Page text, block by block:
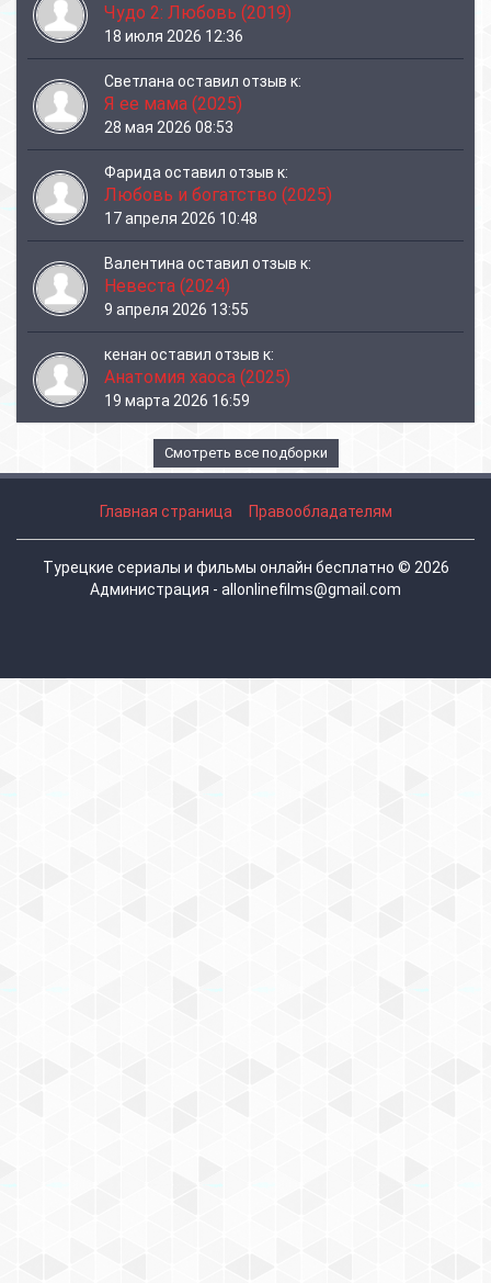
Чудо 2: Любовь (2019)
18 июля 2026 12:36
Светлана оставил отзыв к:
Я ее мама (2025)
28 мая 2026 08:53
Фарида оставил отзыв к:
Любовь и богатство (2025)
17 апреля 2026 10:48
Валентина оставил отзыв к:
Невеста (2024)
9 апреля 2026 13:55
кенан оставил отзыв к:
Анатомия хаоса (2025)
19 марта 2026 16:59
Смотреть все подборки
Главная страница Правообладателям
Турецкие сериалы и фильмы онлайн бесплатно © 2026
Администрация - allonlinefilms@gmail.com